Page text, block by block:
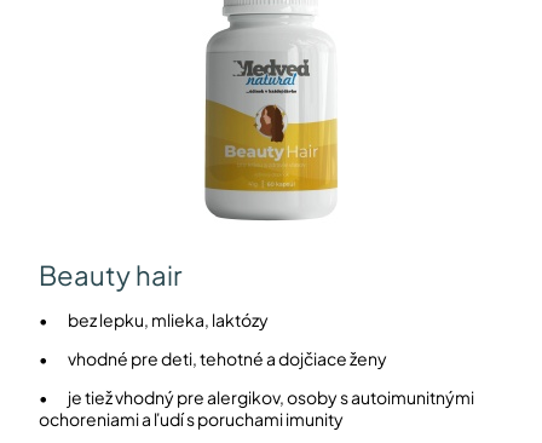
Beauty hair
• bez lepku, mlieka, laktózy
• vhodné pre deti, tehotné a dojčiace ženy
• je tiež vhodný pre alergikov, osoby s autoimunitnými
ochoreniami a ľudí s poruchami imunity